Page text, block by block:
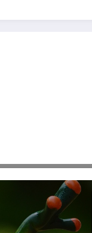
et les bénéfices